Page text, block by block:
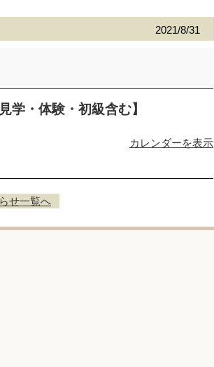
2021/8/31
・体験・初級含む】
カレンダーを表示
せ一覧へ